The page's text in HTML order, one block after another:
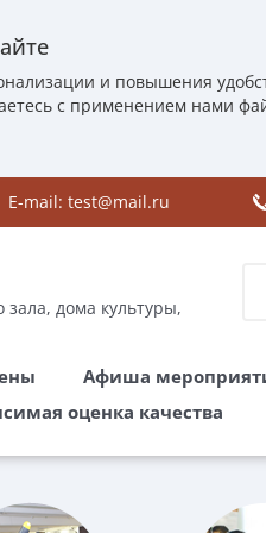
и повышения
с применением нами
E-mail: test@mail.ru
зала, дома культуры,
Афиша
оценка качества